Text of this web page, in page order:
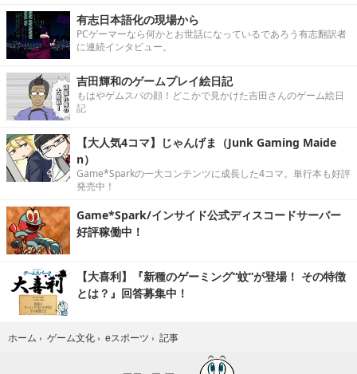
有志日本語化の現場から
PCゲーマーなら何かとお世話になっているであろう有志翻訳者
に連続インタビュー。
吉田輝和のゲームプレイ絵日記
もはやゲムスパの顔！どこかで見かけた吉田さんのゲーム絵日
記
【大人気4コマ】じゃんげま（Junk Gaming Maide
n）
Game*Sparkの一大コンテンツに成長した4コマ。単行本も好評
発売中！
Game*Spark/インサイド公式ディスコードサーバー
好評稼働中！
【大喜利】『新種のゲーミング“蚊”が登場！ その特徴
とは？』回答募集中！
ホーム › ゲーム文化 › eスポーツ › 記事